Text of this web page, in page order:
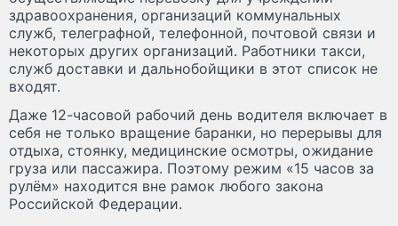
здравоохранения, организаций коммунальных
служб, телеграфной, телефонной, почтовой связи и
некоторых других организаций. Работники такси,
служб доставки и дальнобойщики в этот список не
входят.
Даже 12-часовой рабочий день водителя включает в
себя не только вращение баранки, но перерывы для
отдыха, стоянку, медицинские осмотры, ожидание
груза или пассажира. Поэтому режим «15 часов за
рулём» находится вне рамок любого закона
Российской Федерации.